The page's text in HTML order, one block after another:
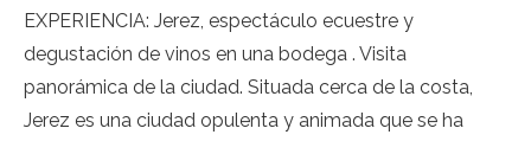
EXPERIENCIA: Jerez, espectáculo ecuestre y
degustación de vinos en una bodega . Visita
panorámica de la ciudad. Situada cerca de la costa,
Jerez es una ciudad opulenta y animada que se ha